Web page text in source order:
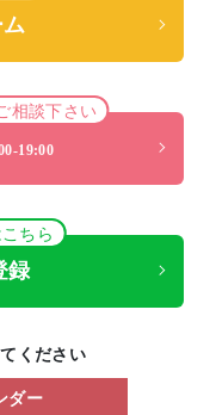
相談下さい
19:00
ちら
録
ください
ダー